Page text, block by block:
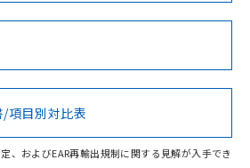
Cd Cr(VI)
項目別対比表
、およびEAR再輸出規制に関する見解が入手でき